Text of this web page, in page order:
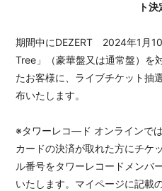
ト決
期間中にDEZERT 2024年1月
Tree」（豪華盤又は通常盤）を
たお客様に、ライブチケット抽
布いたします。
※タワーレコ―ド オンラインで
カードの決済が取れた方にチケ
ル番号をタワーレコードメンバ
いたします。マイページに記載